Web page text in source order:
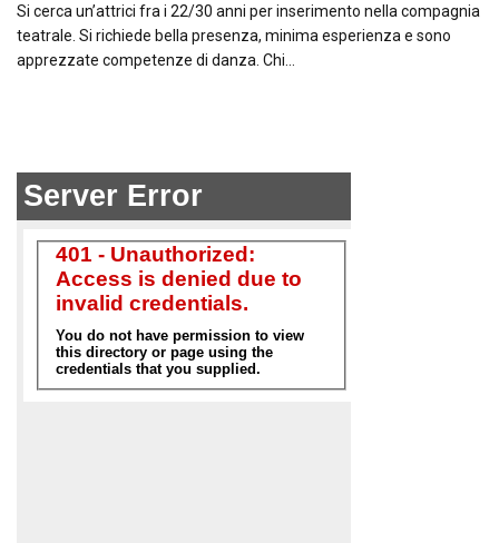
Si cerca un’attrici fra i 22/30 anni per inserimento nella compagnia
teatrale. Si richiede bella presenza, minima esperienza e sono
apprezzate competenze di danza. Chi…